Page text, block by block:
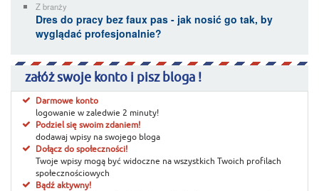
Z branży
Dres do pracy bez faux pas - jak nosić go tak, by
wyglądać profesjonalnie?
załóż swoje konto i pisz bloga !
Darmowe konto
logowanie w zaledwie 2 minuty!
Podziel się swoim zdaniem!
dodawaj wpisy na swojego bloga
Dołącz do społeczności!
Twoje wpisy mogą być widoczne na wszystkich Twoich profilach
społecznościowych
Bądź aktywny!